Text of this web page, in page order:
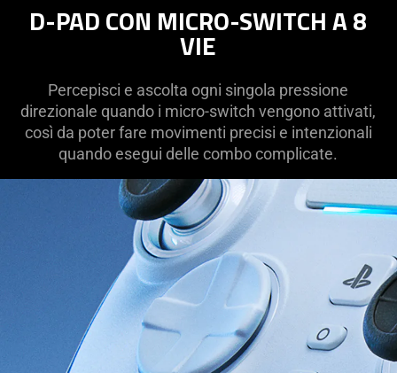
D-PAD CON MICRO-SWITCH A 8
VIE
Percepisci e ascolta ogni singola pressione
direzionale quando i micro-switch vengono attivati,
così da poter fare movimenti precisi e intenzionali
quando esegui delle combo complicate.